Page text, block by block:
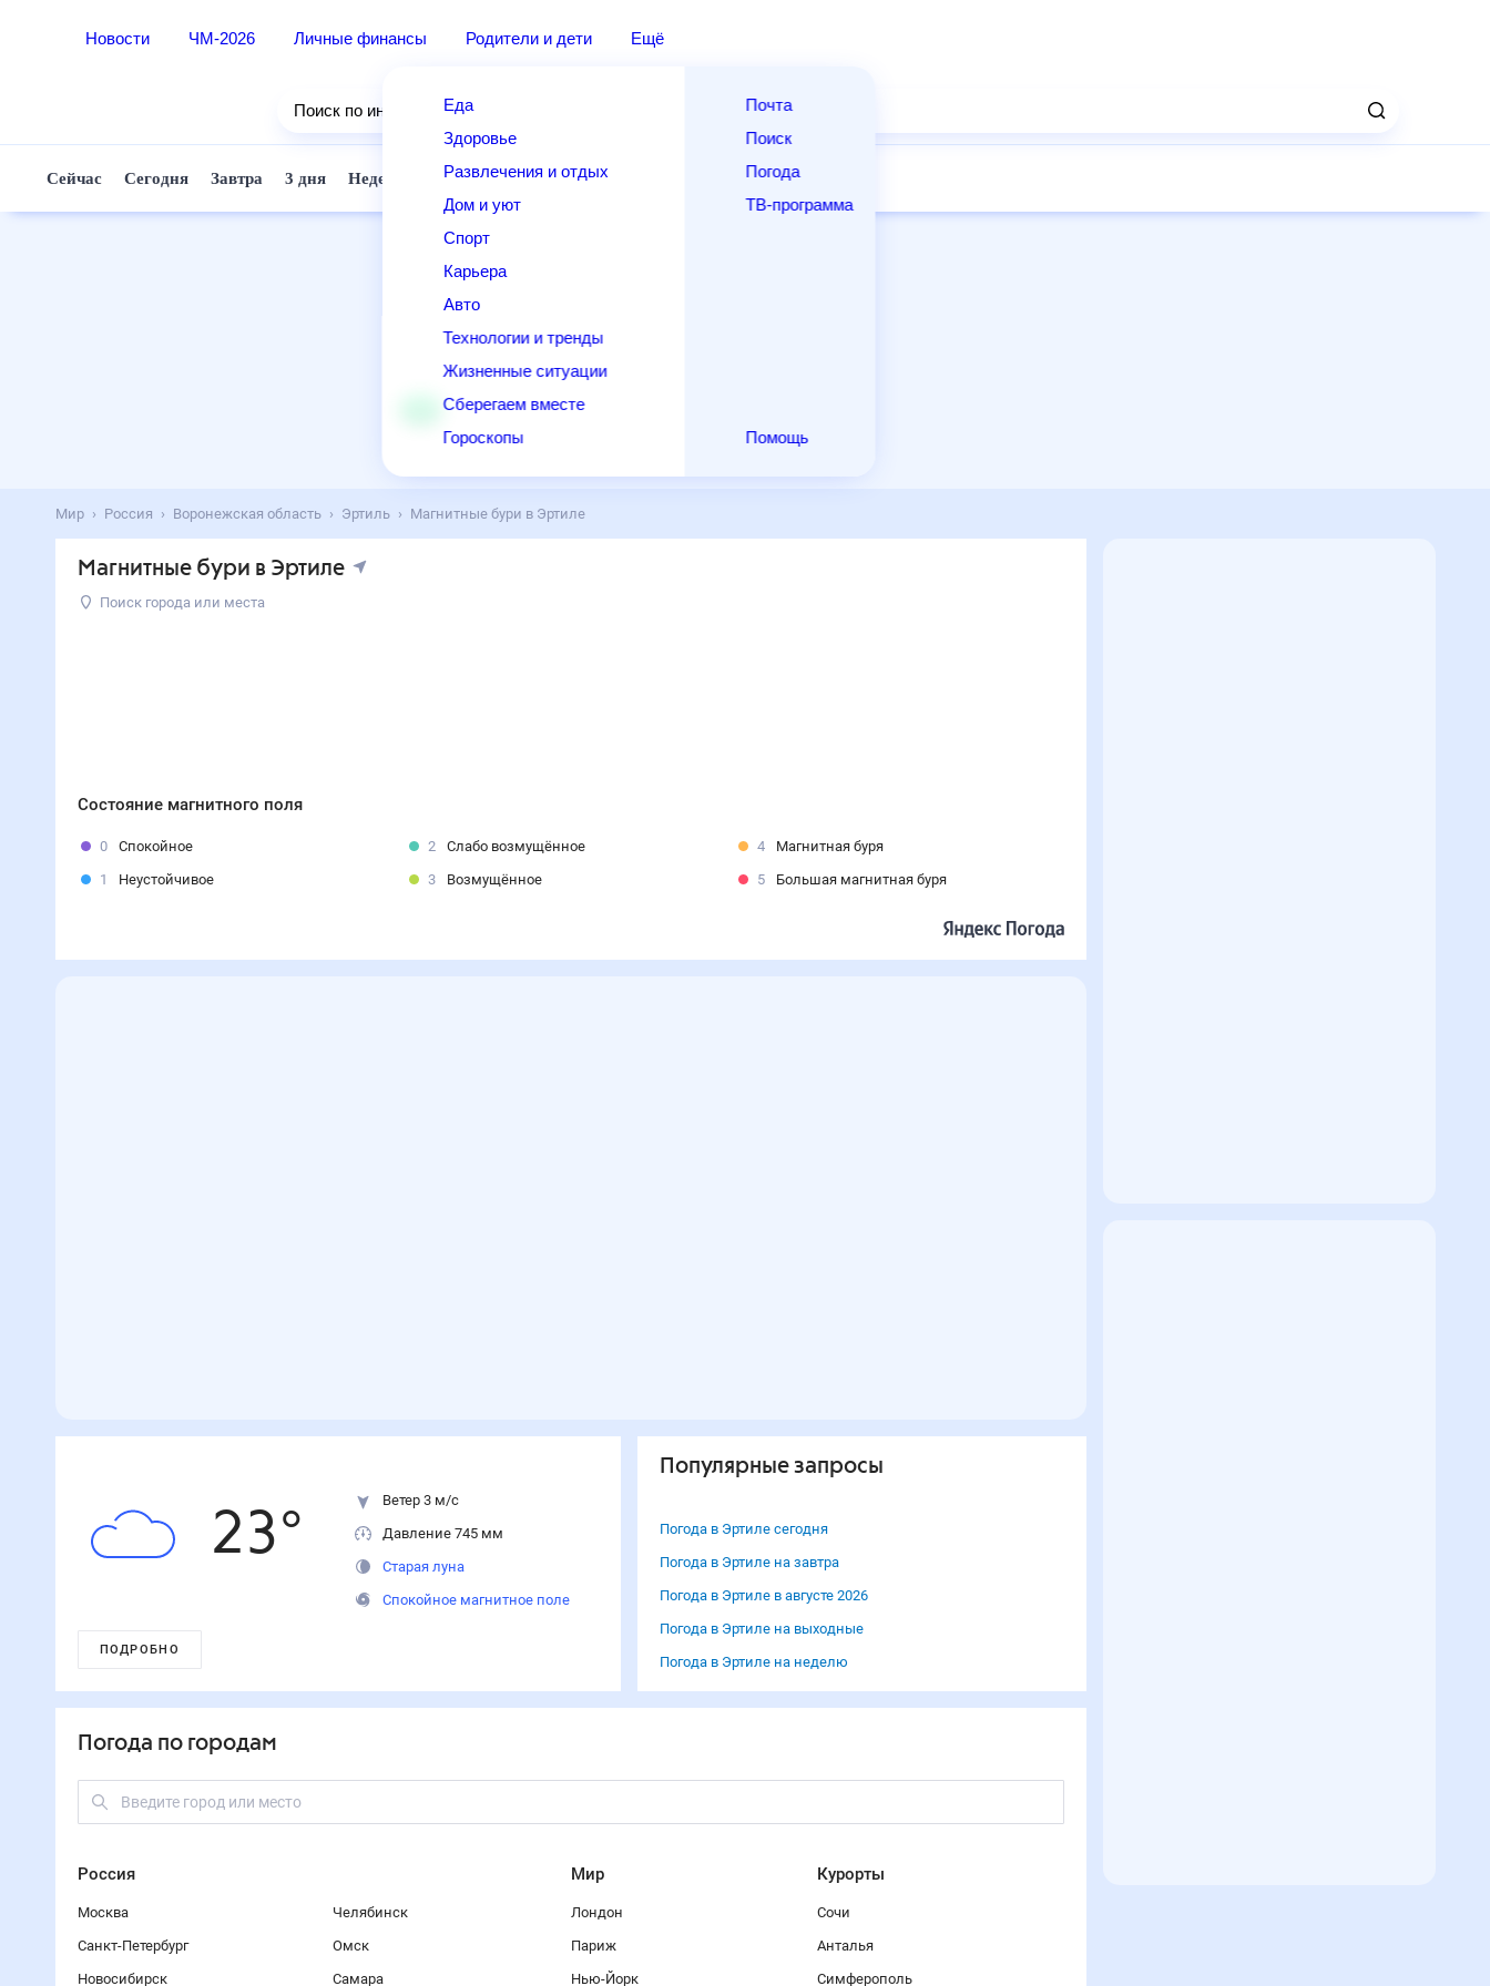
Новости ЧМ-2026 Личные финансы Родители и дети Ещё
Еда
Здоровье
Развлечения и отдых
Дом и уют
Спорт
Карьера
Авто
Технологии и тренды
Жизненные ситуации
Сберегаем вместе
Гороскопы
Почта
Поиск
Погода
ТВ-программа
Помощь
Поиск по интернету
Сейчас Сегодня Завтра 3 дня Неделя 10 дней 14 дней Выходные
Мир Россия Воронежская область Эртиль Магнитные бури в Эртиле
Магнитные бури в Эртиле
Поиск города или места
Состояние магнитного поля
0
Спокойное
1
Неустойчивое
2
Слабо возмущённое
3
Возмущённое
4
Магнитная буря
5
Большая магнитная буря
23°
Ветер 3 м/с
Давление 745 мм
Старая луна
Спокойное магнитное поле
ПОДРОБНО
Популярные запросы
Погода в Эртиле сегодня
Погода в Эртиле на завтра
Погода в Эртиле в августе 2026
Погода в Эртиле на выходные
Погода в Эртиле на неделю
Погода по городам
Россия
Москва
Санкт-Петербург
Новосибирск
Челябинск
Омск
Самара
Мир
Лондон
Париж
Нью-Йорк
Курорты
Сочи
Анталья
Симферополь